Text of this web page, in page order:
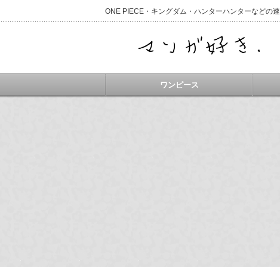
ONE PIECE・キングダム・ハンターハンターなどの
ワンピース